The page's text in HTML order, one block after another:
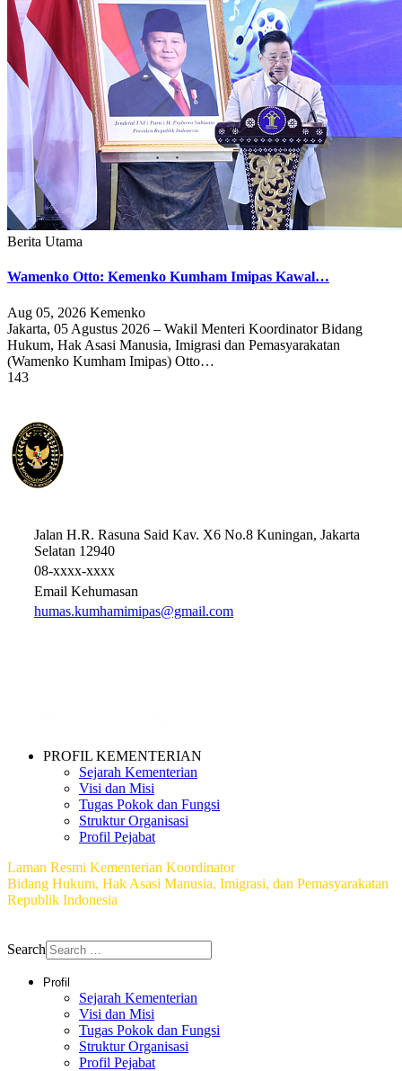
Berita Utama
Wamenko Otto: Kemenko Kumham Imipas Kawal…
Aug 05, 2026 Kemenko
Jakarta, 05 Agustus 2026 – Wakil Menteri Koordinator Bidang
Hukum, Hak Asasi Manusia, Imigrasi dan Pemasyarakatan
(Wamenko Kumham Imipas) Otto…
143
Jalan H.R. Rasuna Said Kav. X6 No.8 Kuningan, Jakarta
Selatan 12940
08-xxxx-xxxx
Email Kehumasan
humas.kumhamimipas@gmail.com
PROFIL KEMENTERIAN
Sejarah Kementerian
Visi dan Misi
Tugas Pokok dan Fungsi
Struktur Organisasi
Profil Pejabat
Laman Resmi Kementerian Koordinator
Bidang Hukum, Hak Asasi Manusia, Imigrasi, dan Pemasyarakatan
Republik Indonesia
Search
Profil
Sejarah Kementerian
Visi dan Misi
Tugas Pokok dan Fungsi
Struktur Organisasi
Profil Pejabat